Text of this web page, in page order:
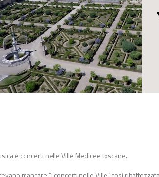
e concerti nelle Ville Medicee toscane.
mancare “i concerti nelle Ville” così